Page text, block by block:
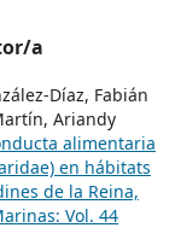
a
Díaz, Fabián
Ariandy
alimentaria
en hábitats
de la Reina,
Vol. 44